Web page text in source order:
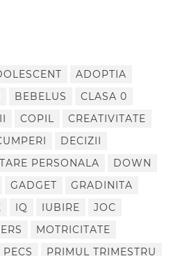
ADOPTIA
BEBELUS
CLASA 0
COPIL
CREATIVITATE
DECIZII
PERSONALA
DOWN
GADGET
GRADINITA
IQ IUBIRE
JOC
MOTRICITATE
PECS PRIMUL TRIMESTRU